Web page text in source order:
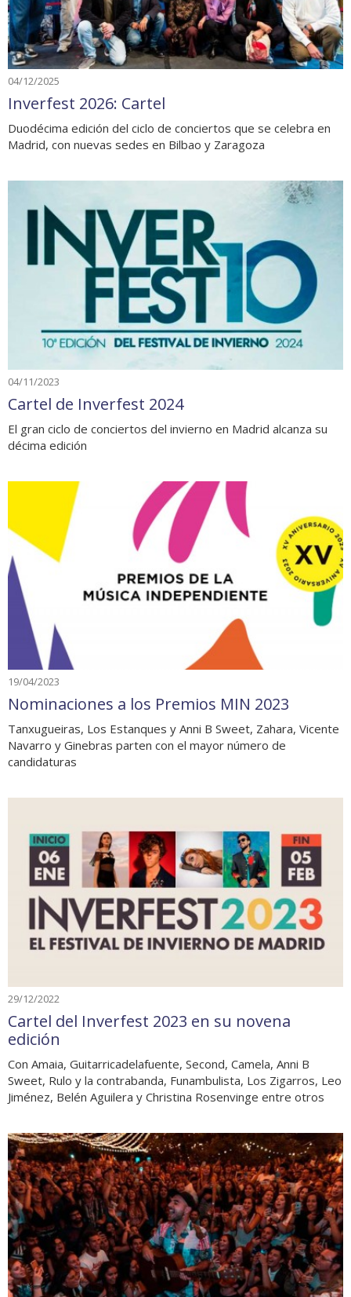
04/12/2025
Inverfest 2026: Cartel
Duodécima edición del ciclo de conciertos que se celebra en
Madrid, con nuevas sedes en Bilbao y Zaragoza
04/11/2023
Cartel de Inverfest 2024
El gran ciclo de conciertos del invierno en Madrid alcanza su
décima edición
19/04/2023
Nominaciones a los Premios MIN 2023
Tanxugueiras, Los Estanques y Anni B Sweet, Zahara, Vicente
Navarro y Ginebras parten con el mayor número de
candidaturas
29/12/2022
Cartel del Inverfest 2023 en su novena
edición
Con Amaia, Guitarricadelafuente, Second, Camela, Anni B
Sweet, Rulo y la contrabanda, Funambulista, Los Zigarros, Leo
Jiménez, Belén Aguilera y Christina Rosenvinge entre otros